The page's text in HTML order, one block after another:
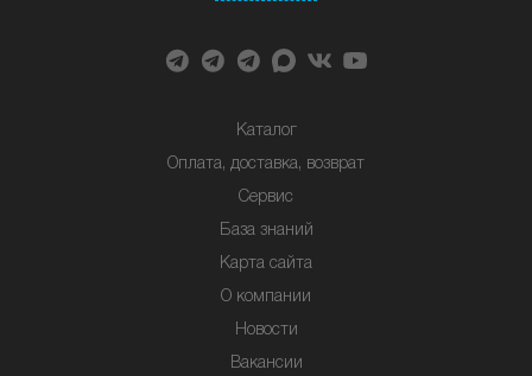
Каталог
Оплата, доставка, возврат
Сервис
База знаний
Карта сайта
О компании
Новости
Вакансии